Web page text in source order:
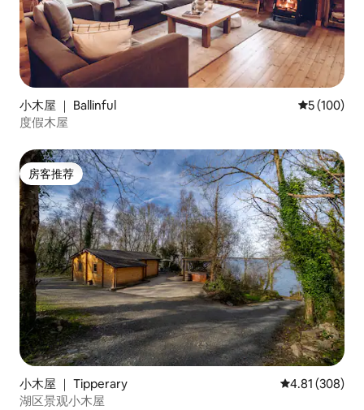
小木屋 ｜ Ballinful 平均评分 5
5 (100)
度假木屋
房客推荐
房客推荐
小木屋 ｜ Tipperary 平均评分 4.81
4.81 (308)
湖区景观小木屋